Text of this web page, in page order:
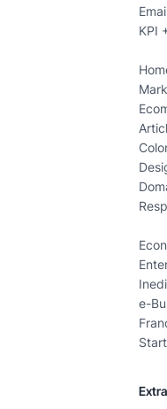
KPI
e-
Extra